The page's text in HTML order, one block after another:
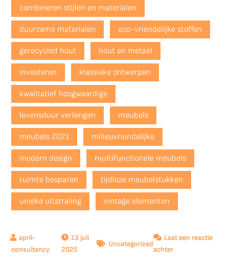
combineren stijlen en materialen
duurzame materialen eco-vriendelijke stoffen
gerecycled hout hout en metaal
investeren klassieke ontwerpen
kwalitatief hoogwaardige
levensduur verlengen meubels
meubels 2021 milieuvriendelijke
modern design multifunctionele meubels
ruimte besparen tijdloze meubelstukken
unieke uitstraling vintage elementen
13 juli
2025
Uncategorized
Laat een reactie
achterop